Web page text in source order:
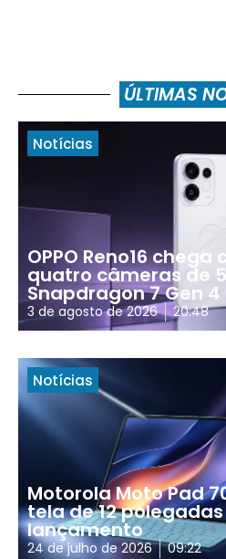
ÚLTIMAS
Notícias
OPPO Reno16 chega
quatro câmeras de
Snapdragon 7 Gen 4
3 de agosto de 2026 20:48
Notícias
Motorola Moto Pad
tela de 12
lançamento
24 de julho de 2026 09:22